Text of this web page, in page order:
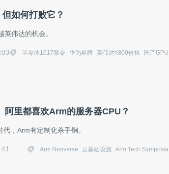
如何打败它？
伟达的机会。
半导体1017禁令 华为昇腾 英伟达h800价格 国产GPU
阿里都喜欢Arm的服务器CPU？
，Arm有定制化杀手锏。
Arm Neoverse 云基础设施 Arm Tech Symposia